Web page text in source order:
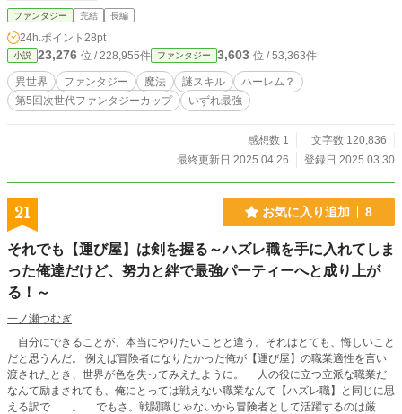
ファンタジー 完結 長編
24h.ポイント 28pt
小説 23,276 位 / 228,955件 ファンタジー 3,603 位 / 53,363件
異世界 ファンタジー 魔法 謎スキル
ハーレム？
第5回次世代ファンタジーカップ
いずれ最強
感想数 1
文字数 120,836
最終更新日 2025.04.26
登録日 2025.03.30
21 お気に入り追加 8
それでも【運び屋】は剣を握る～ハズレ職を手に入れてしま
った俺達だけど、努力と絆で最強パーティーへと成り上が
る！～
一ノ瀬つむぎ
自分にできることが、本当にやりたいことと違う。それはとても、悔しいこと
だと思うんだ。 例えば冒険者になりたかった俺が【運び屋】の職業適性を言い
渡されたとき、世界が色を失ってみえたように。 人の役に立つ立派な職業だ
なんて励まされても、俺にとっては戦えない職業なんて【ハズレ職】と同じに思
える訳で……。 でもさ。戦闘職じゃないから冒険者として活躍するのは厳し